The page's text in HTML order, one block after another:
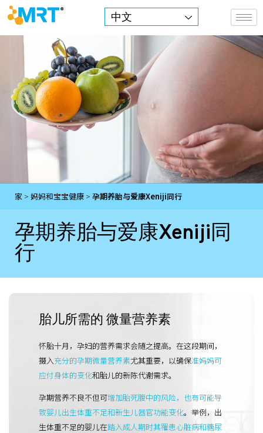
MRT Health
中文
孕
期
养
家 > 妈妈和宝宝健康 > 孕期养胎与爱康Xeniji同行
孕期养胎与爱康Xeniji同
行
胎儿所需的 微量营养素
怀胎十月，孕妇的营养需求会随之提高。在这段期间，
摄入充分的孕期微量营养素尤其重要，以确保准妈妈可
应付身体的变化和胎儿的新陈代谢需求。
孕期营养不良不但可增加胎死腹中的风险，也有可能导
致婴儿出生体重不足和新生儿器官功能变化。举例，出
生体重不足的婴儿在踏入成人期时其罹患心脏病和糖尿